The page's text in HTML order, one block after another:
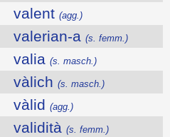
valent (agg.)
valerian-a (s. femm.)
valia (s. masch.)
vàlich (s. masch.)
vàlid (agg.)
validità (s. femm.)